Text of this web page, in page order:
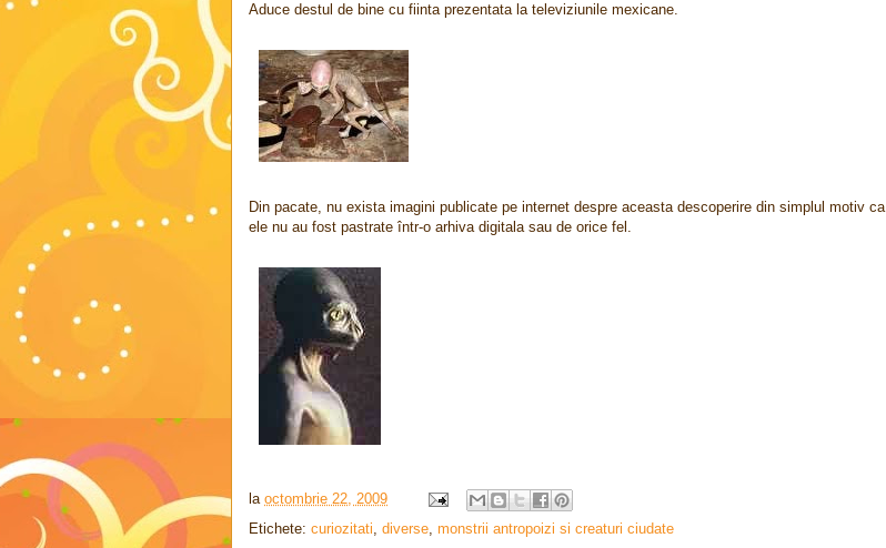
Aduce destul de bine cu fiinta prezentata la televiziunile mexicane.
Din pacate, nu exista imagini publicate pe internet despre aceasta descoperire din simplul motiv ca
ele nu au fost pastrate într-o arhiva digitala sau de orice fel.
la octombrie 22, 2009
Etichete: curiozitati, diverse, monstrii antropoizi si creaturi ciudate